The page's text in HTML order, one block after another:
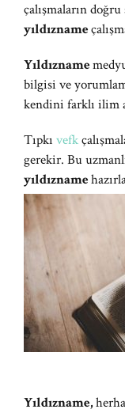
çalışmaların
yıldızname
Yıldızname
bilgisi ve
kendini farklı ilim
Tıpkı vefk
gerekir. Bu
yıldızname
Yıldızname,